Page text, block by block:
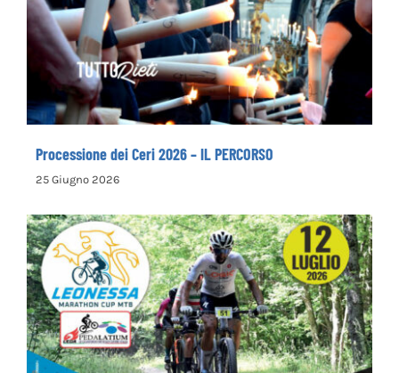
Processione dei Ceri 2026 – IL PERCORSO
25 Giugno 2026
Leonessa MTB Marathon, in palio le maglie